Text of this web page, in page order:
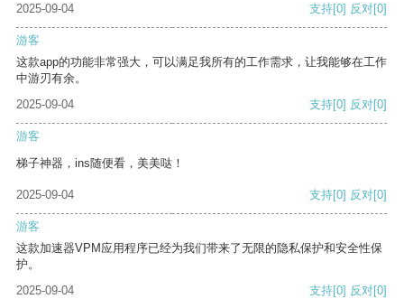
2025-09-04
支持[0] 反对[0]
游客
这款app的功能非常强大，可以满足我所有的工作需求，让我能够在工作
中游刃有余。
2025-09-04
支持[0] 反对[0]
游客
梯子神器，ins随便看，美美哒！
2025-09-04 支持[0] 反对[0]
游客
这款加速器VPM应用程序已经为我们带来了无限的隐私保护和安全性保
护。
2025-09-04
支持[0] 反对[0]